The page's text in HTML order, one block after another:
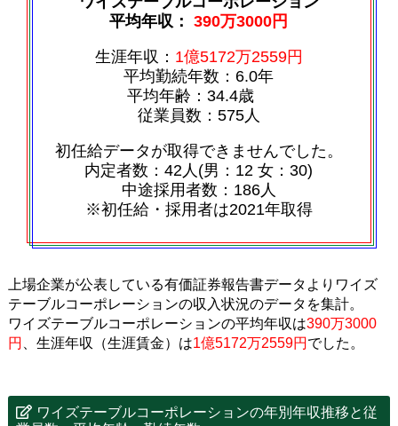
平均年収：390万3000円
生涯年収： 1億5172万2559円
平均勤続年数：6.0年
平均年齢：34.4歳
従業員数：575人
初任給データが取得できませんでした。
内定者数：42人(男：12 女：30)
中途採用者数：186人
※初任給・採用者は2021年取得
上場企業が公表している有価証券報告書データよりワイズ
テーブルコーポレーションの収入状況のデータを集計。
ワイズテーブルコーポレーションの平均年収は390万3000
円
、生涯年収（生涯賃金）は1億5172万2559円 でした。
ワイズテーブルコーポレーションの年別年収推移と従